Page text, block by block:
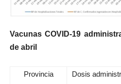
Vacunas COVID-19
de abril
Provincia Dosis